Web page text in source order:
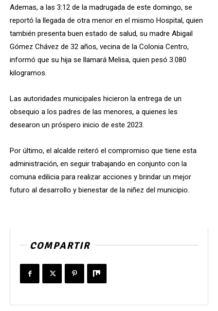
Ademas, a las 3:12 de la madrugada de este domingo, se
reportó la llegada de otra menor en el mismo Hospital, quien
también presenta buen estado de salud, su madre Abigail
Gómez Chávez de 32 años, vecina de la Colonia Centro,
informó que su hija se llamará Melisa, quien pesó 3.080
kilogramos.
Las autoridades municipales hicieron la entrega de un
obsequio a los padres de las menores, a quienes les
desearon un próspero inicio de este 2023.
Por último, el alcalde reiteró el compromiso que tiene esta
administración, en seguir trabajando en conjunto con la
comuna edilicia para realizar acciones y brindar un mejor
futuro al desarrollo y bienestar de la niñez del municipio.
COMPARTIR